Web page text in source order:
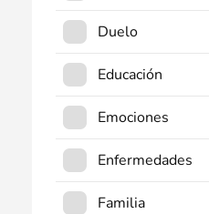
Duelo
Educación
Emociones
Enfermedades
Familia